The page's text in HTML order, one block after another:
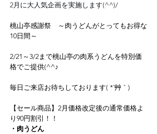
2月に大人気企画を実施します(^^)/
桃山亭感謝祭　～肉うどんがとってもお得な
10日間～
2/21～3/2まで桃山亭の肉系うどんを特別価
格でご提供(^^♪
毎日ご来店お待ちしております( *´艸｀)
【セール商品】2月価格改定後の通常価格よ
り90円割引！！
・肉うどん